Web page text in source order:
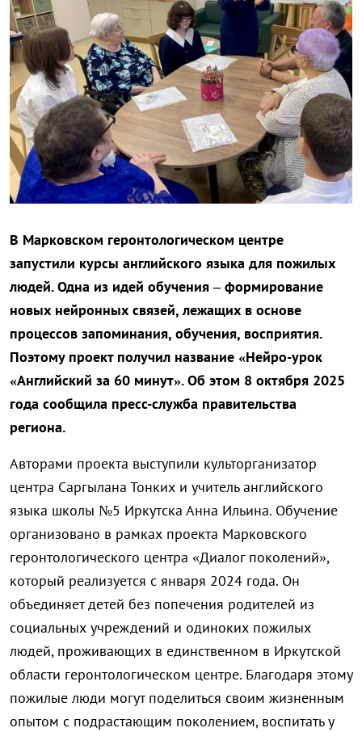
В Марковском геронтологическом центре
запустили курсы английского языка для пожилых
людей. Одна из идей обучения – формирование
новых нейронных связей, лежащих в основе
процессов запоминания, обучения, восприятия.
Поэтому проект получил название «Нейро-урок
«Английский за 60 минут». Об этом 8 октября 2025
года сообщила пресс-служба правительства
региона.
Авторами проекта выступили культорганизатор
центра Саргылана Тонких и учитель английского
языка школы №5 Иркутска Анна Ильина. Обучение
организовано в рамках проекта Марковского
геронтологического центра «Диалог поколений»,
который реализуется с января 2024 года. Он
объединяет детей без попечения родителей из
социальных учреждений и одиноких пожилых
людей, проживающих в единственном в Иркутской
области геронтологическом центре. Благодаря этому
пожилые люди могут поделиться своим жизненным
опытом с подрастающим поколением, воспитать у